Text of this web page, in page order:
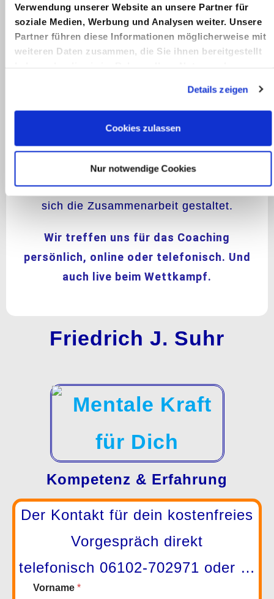
Verwendung unserer Website an unsere Partner für
soziale Medien, Werbung und Analysen weiter. Unsere
Partner führen diese Informationen möglicherweise mit
weiteren Daten zusammen, die Sie ihnen bereitgestellt
Details zeigen
Cookies zulassen
Nur notwendige Cookies
Seine absoluteSchweigepflichtgilt
gegenüber jedem.
Inhouse Seminar für deinen Verein
und Ach so! Viel Teambuilding und
Nutze daskostenfreie, vertrauliche
Vorgesprächum Friedrich J. Suhr
kennen. Wir überlegen gemeinsam wie
sich die Zusammenarbeit gestaltet.
Wir treffen uns für das Coaching
persönlich, online oder telefonisch. Und
auch live beim Wettkampf.
Friedrich J. Suhr
Kompetenz & Erfahrung
Der Kontakt für dein kostenfreies
Vorgespräch direkt
telefonisch 06102-702971 oder …
Vorname *